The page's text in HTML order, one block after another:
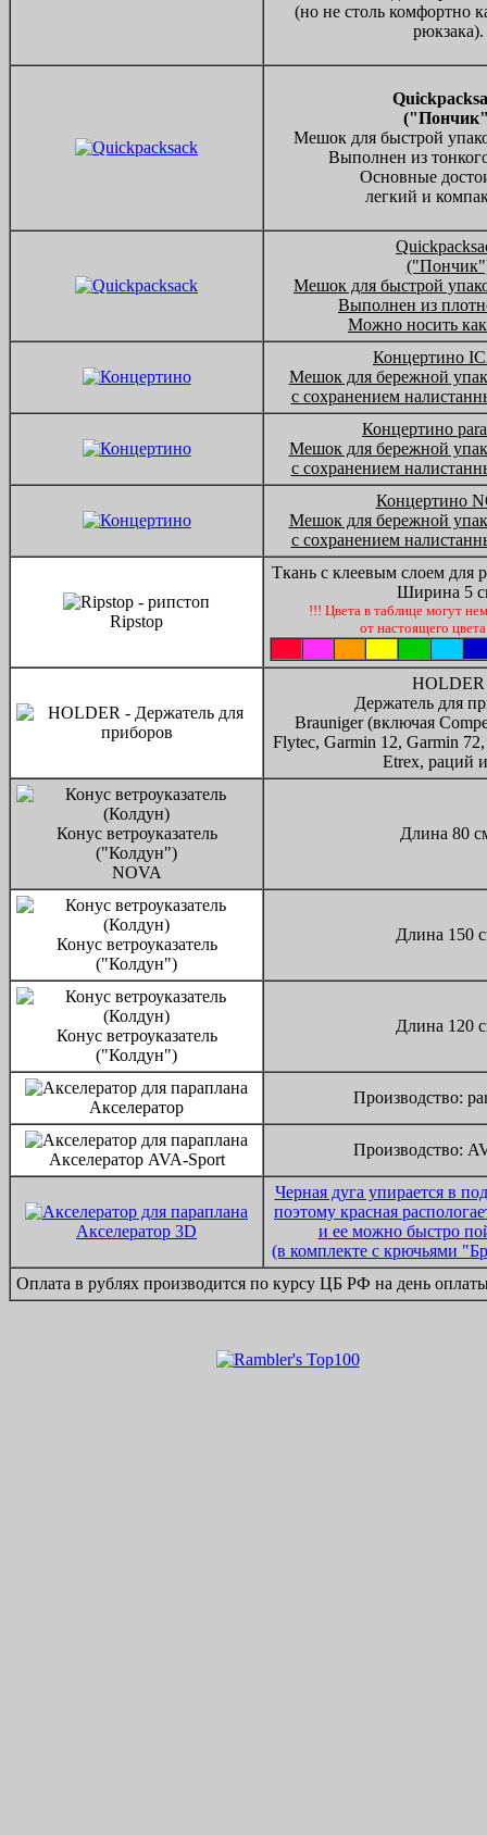
(но не столь комфортно
рюкзака).
Мешок для быстрой
Выполнен из
Основные
легкий и
Мешок для быстрой
Выполнен из
Можно носить
Концертино
Мешок для бережной
с сохранением
Концертино
Мешок для бережной
с сохранением
Концертино
Мешок для бережной
с сохранением
Ripstop
Ткань с клеевым слоем для
Ширина 5
!!! Цвета в таблице могут
от настоящего
HOLDER
Держатель для
Brauniger (включая
Flytec, Garmin 12, Garmin
Etrex, раций
Конус ветроуказатель
("Колдун")
NOVA
Длина 80
Конус ветроуказатель
("Колдун")
Длина 150
Конус ветроуказатель
("Колдун")
Длина 120
Акселератор
Производство:
Акселератор AVA-Sport
Производство:
Акселератор 3D
Черная дуга упирается в
поэтому красная
и ее можно быстро
(в комплекте с крючьями
Оплата в рублях производится по курсу ЦБ РФ на день